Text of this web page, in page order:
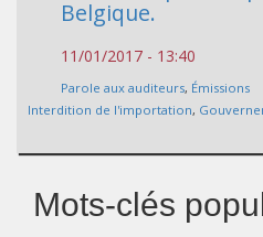
Belgique.
11/01/2017 - 13:40
Parole aux auditeurs, Émissions
Interdition de l'importation,
Mots-clés